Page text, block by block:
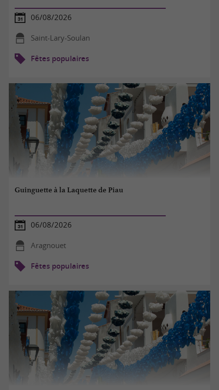
06/08/2026
Saint-Lary-Soulan
Fêtes populaires
Guinguette à la Laquette de Piau
06/08/2026
Aragnouet
Fêtes populaires